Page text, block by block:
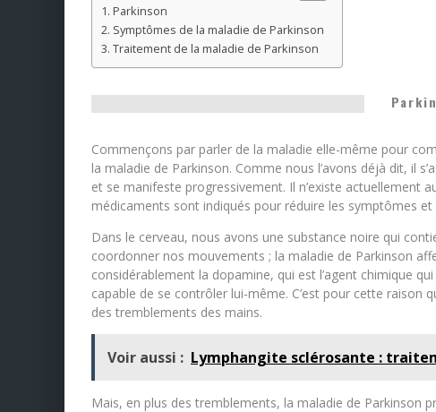
Parkinson
Symptômes de la maladie de Parkinson
Traitement de la maladie de Parkinson
Commençons par parler de la maladie elle-même pour
la maladie de Parkinson. Comme nous l’avons déjà dit, il
et se manifeste progressivement. Il n’existe actuellement
médicaments sont indiqués pour réduire les symptômes
Dans le cerveau, nous avons une substance noire qui
coordonner nos mouvements ; la maladie de Parkinson
considérablement la dopamine, qui est l’agent chimique
capable de se contrôler lui-même. C’est pour cette
des tremblements des mains.
Voir aussi : Lymphangite sclérosante :
Mais, en plus des tremblements, la maladie de Parkinson